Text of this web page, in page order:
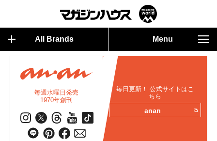
All Brands Menu
毎週水曜日発売
1970年創刊
毎日更新！ 公式サイトはこ
ちら
anan